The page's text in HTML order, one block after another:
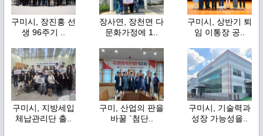
구미시, 장진홍 선
생 96주기 ..
장사연, 장천면 다
문화가정에 1..
구미시, 상반기 퇴
임 이통장 공..
구미시, 지방세입
체납관리단 출..
구미, 산업의 판을
바꿀 `첨단..
구미시, 기술력과
성장 가능성을..